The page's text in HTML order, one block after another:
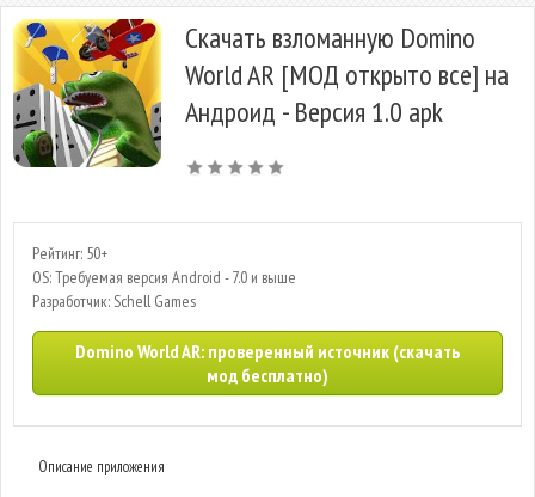
Скачать взломанную Domino
World AR [МОД открыто все] на
Андроид - Версия 1.0 apk
Рейтинг: 50+
OS: Требуемая версия Android - 7.0 и выше
Разработчик: Schell Games
Domino World AR: проверенный источник (скачать
мод бесплатно)
Описание приложения